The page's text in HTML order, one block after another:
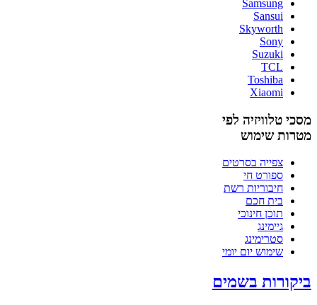
Samsung
Sansui
Skyworth
Sony
Suzuki
TCL
Toshiba
Xiaomi
מסכי טלוויזיה לפי
מטרות שימוש
צפייה בסרטים
ספורט חי
חיבוריות רשת
בית חכם
תוכן חינוכי
גיימינג
סטרימינג
שימוש יום יומי
ביקורות בשמים